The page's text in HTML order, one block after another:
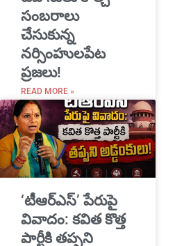
సంబరాలు
చేసుకున్న
నర్సింహులపేట
ప్రజలు!
READ MORE »
‘టీఆర్ఎస్’ పేరుపై
వివాదం: కవిత కొత్త
పార్టీకి తప్పని